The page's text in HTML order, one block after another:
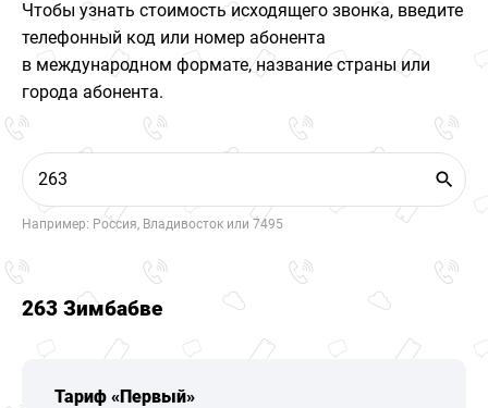
Чтобы узнать стоимость исходящего звонка, введите
телефонный код или номер абонента
в международном формате, название страны или
города абонента.
Например: Россия, Владивосток или 7495
263 Зимбабве
Тариф «Первый»